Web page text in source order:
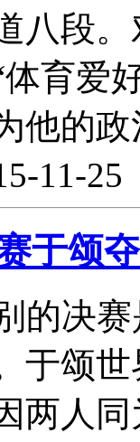
八段
育爱
他的
11-
于颂
的决
于颂
两人